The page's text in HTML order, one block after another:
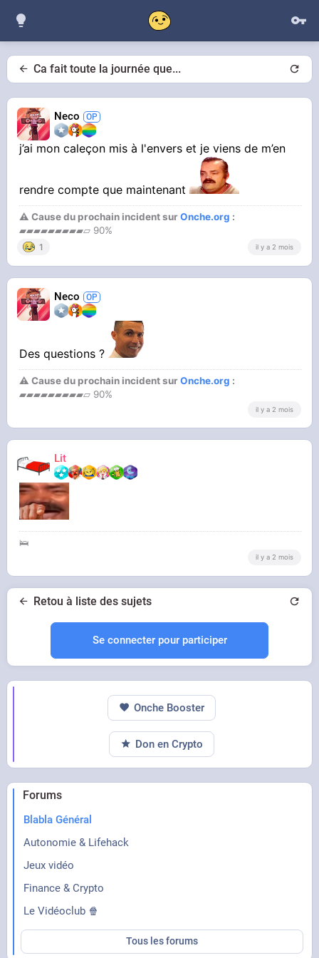
Ca fait toute la journée que...
Neco
j’ai mon caleçon mis à l'envers et je viens de m’en
rendre compte que maintenant
⚠ Cause du prochain incident surOnche.org :
▰▰▰▰▰▰▰▰▰▱ 90%
1 il y a 2 mois
Neco
Des questions ?
⚠ Cause du prochain incident surOnche.org :
▰▰▰▰▰▰▰▰▰▱ 90%
il y a 2 mois
Lit
🛌
il y a 2 mois
Retou à liste des sujets
Se connecter pour participer
Forums
Blabla Général
Autonomie & Lifehack
Jeux vidéo
Finance & Crypto
Le Vidéoclub 🍿
Tous les forums
Onche Booster
Don en Crypto